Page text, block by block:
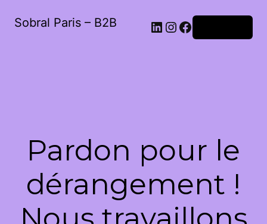
Sobral Paris – B2B LinkedIn
Instagram
Facebook
Pardon pour le
dérangement !